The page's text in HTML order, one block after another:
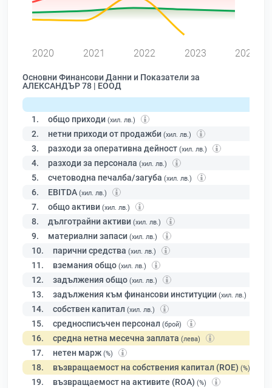
2020 2021 2022 2023 2024
Основни Финансови Данни и Показатели за
АЛЕКСАНДЪР 78 | ЕООД
1. общо приходи (хил. лв.)
2. нетни приходи от продажби (хил. лв.)
3. разходи за оперативна дейност (хил. лв.)
4. разходи за персонала (хил. лв.)
5. счетоводна печалба/загуба (хил. лв.)
6. EBITDA (хил. лв.)
7. общо активи (хил. лв.)
8. дълготрайни активи (хил. лв.)
9. материални запаси (хил. лв.)
10. парични средства (хил. лв.)
11. вземания общо (хил. лв.)
12. задължения общо (хил. лв.)
13. задължения към финансови институции (хил. лв.)
14. собствен капитал (хил. лв.)
15. средносписъчен персонал (брой)
16. средна нетна месечна заплата (лева)
17. нетен марж (%)
18. възвращаемост на собствения капитал (ROE) (%)
19. възвращаемост на активите (ROA) (%)